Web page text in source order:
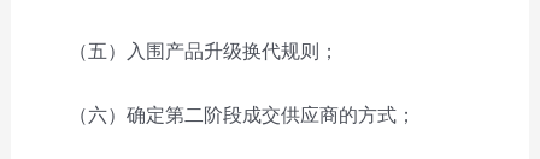
（五）入围产品升级换代规则；
（六）确定第二阶段成交供应商的方式；